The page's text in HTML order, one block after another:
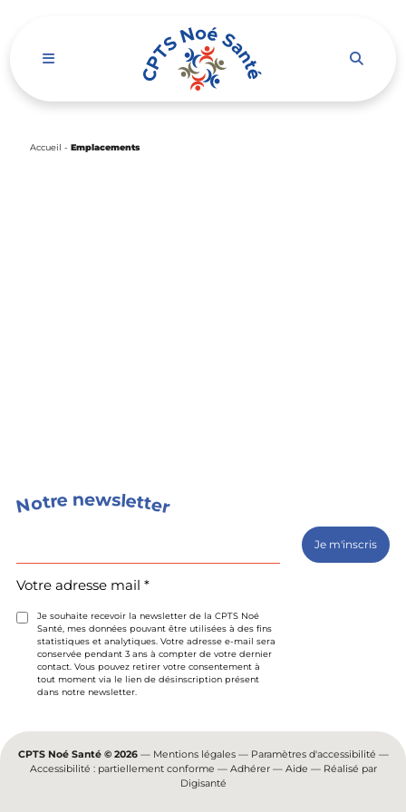
Ouvrir le menu de navigation mobile
Accueil - Emplacements
Notre newsletter
mail
(Nécessaire)
Votre adresse mail *
Je souhaite recevoir la newsletter de la CPTS Noé
Santé, mes données pouvant être utilisées à des fins
statistiques et analytiques. Votre adresse e-mail sera
conservée pendant 3 ans à compter de votre dernier
contact. Vous pouvez retirer votre consentement à
tout moment via le lien de désinscription présent
dans notre newsletter.
CPTS Noé Santé © 2026 — Mentions légales— Paramètres d'accessibilité —
Accessibilité : partiellement conforme — Adhérer— Aide — Réalisé par
Digisanté